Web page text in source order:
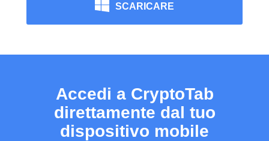
SCARICARE
Accedi a CryptoTab
direttamente dal tuo
dispositivo mobile